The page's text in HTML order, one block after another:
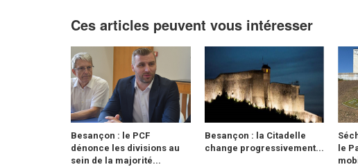
Ces articles peuvent vous intéresser
Besançon : le PCF
dénonce les divisions au
sein de la majorité...
Besançon : la Citadelle
change progressivement...
le